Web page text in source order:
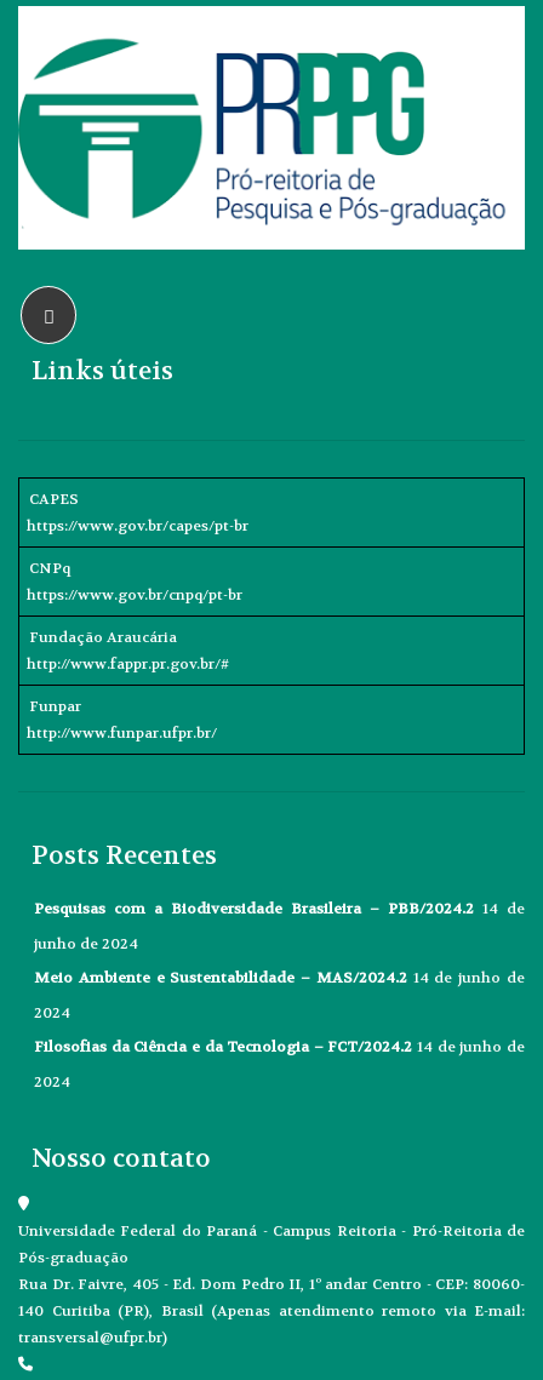
Links úteis
CAPES
https://www.gov.br/capes/pt-br
CNPq
https://www.gov.br/cnpq/pt-br
Fundação Araucária
http://www.fappr.pr.gov.br/#
Funpar
http://www.funpar.ufpr.br/
Posts Recentes
Pesquisas com a Biodiversidade Brasileira – PBB/2024.2 14 de
junho de 2024
Meio Ambiente e Sustentabilidade – MAS/2024.2 14 de junho de
2024
Filosofias da Ciência e da Tecnologia – FCT/2024.2 14 de junho de
2024
Nosso contato
Universidade Federal do Paraná - Campus Reitoria - Pró-Reitoria de
Pós-graduação
Rua Dr. Faivre, 405 - Ed. Dom Pedro II, 1º andar Centro - CEP: 80060-
140 Curitiba (PR), Brasil (Apenas atendimento remoto via E-mail:
transversal@ufpr.br)